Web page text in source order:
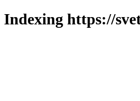
Indexing https://